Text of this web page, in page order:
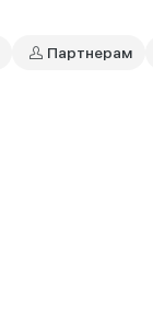
Партнерам